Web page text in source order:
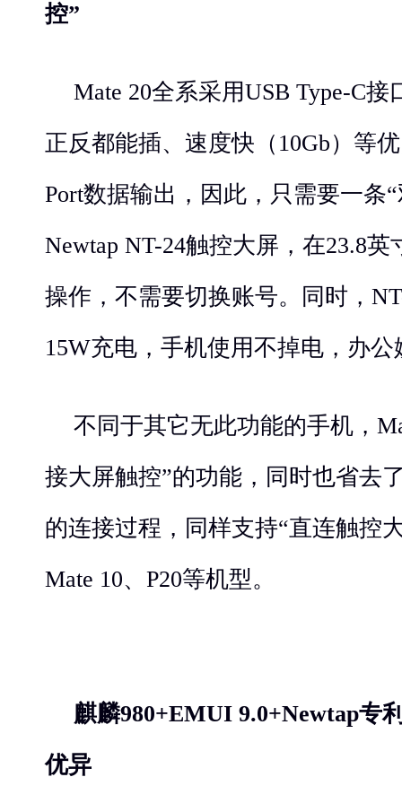
控”
Mate 20全系采用USB Type-C
正反都能插、速度快（10Gb）等
Port数据输出，因此，只需要一条
Newtap NT-24触控大屏，在23.8
操作，不需要切换账号。同时，
15W充电，手机使用不掉电，办
不同于其它无此功能的手机，
接大屏触控”的功能，同时也省去
的连接过程，同样支持“直连触控
Mate 10、P20等机型。
麒麟980+EMUI 9.0+Newtap专
优异